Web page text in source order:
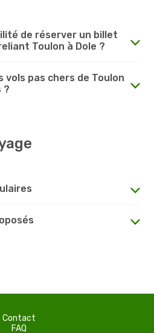
de réserver un billet
Toulon à Dole ?
vols pas chers de Toulon
?
Contact
FAQ